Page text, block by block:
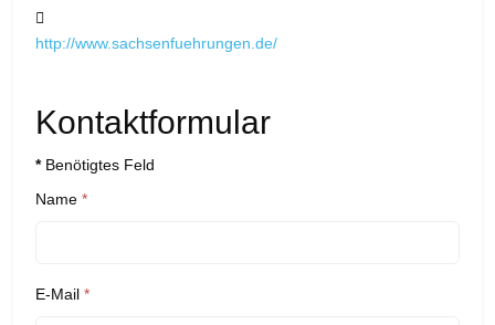
http://www.sachsenfuehrungen.de/
Kontaktformular
*Benötigtes Feld
Name *
E-Mail *